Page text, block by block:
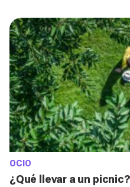
OCIO
¿Qué llevar a un